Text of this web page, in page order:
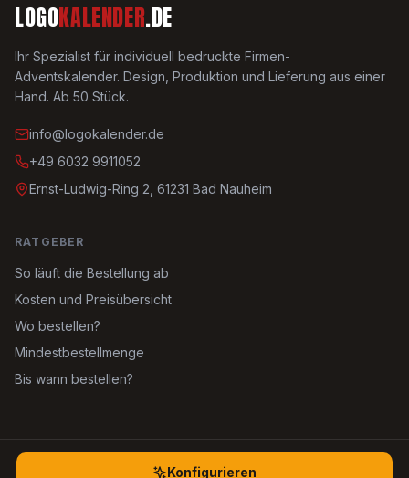
Konfigurieren
LOGOKALENDER.DE
Ihr Spezialist für individuell bedruckte Firmen-
Adventskalender. Design, Produktion und Lieferung aus einer
Hand. Ab 50 Stück.
info@logokalender.de
+49 6032 9911052
Ernst-Ludwig-Ring 2, 61231 Bad Nauheim
RATGEBER
So läuft die Bestellung ab
Kosten und Preisübersicht
Wo bestellen?
Mindestbestellmenge
Bis wann bestellen?
Logokalender.de. Alle Rechte vorbehalten.